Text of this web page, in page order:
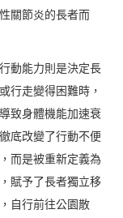
關節炎的長者而
動能力則是決定長
行走變得困難時，
致身體機能加速衰
底改變了行動不便
而是被重新定義為
，賦予了長者獨立移
自行前往公園散